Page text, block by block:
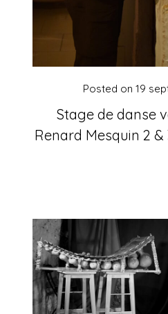
Stage de danse
Renard Mesquin 2 &
Posted on 19